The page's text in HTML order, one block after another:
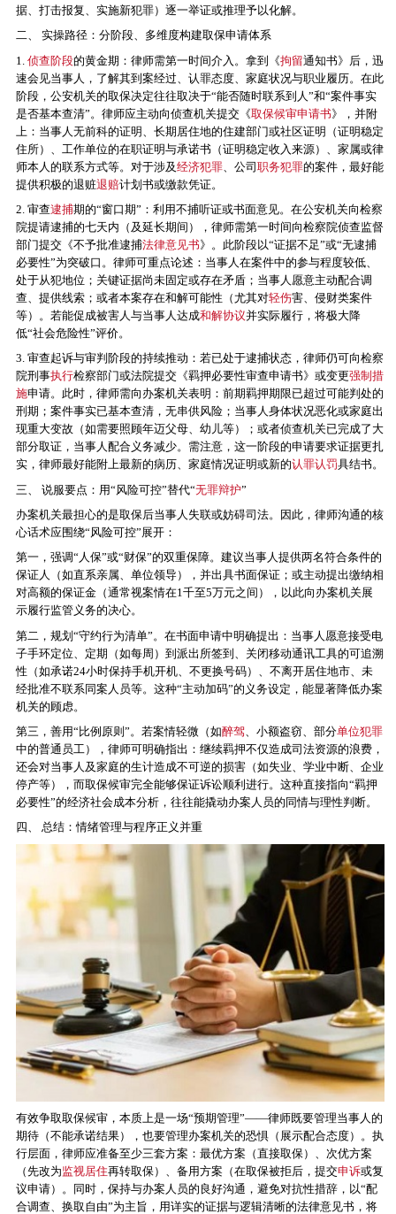
据、打击报复、实施新犯罪）逐一举证或推理予以化解。
二、 实操路径：分阶段、多维度构建取保申请体系
1. 侦查阶段的黄金期：律师需第一时间介入。拿到《拘留通知书》后，迅
速会见当事人，了解其到案经过、认罪态度、家庭状况与职业履历。在此
阶段，公安机关的取保决定往往取决于“能否随时联系到人”和“案件事实
是否基本查清”。律师应主动向侦查机关提交《取保候审申请书》，并附
上：当事人无前科的证明、长期居住地的住建部门或社区证明（证明稳定
住所）、工作单位的在职证明与承诺书（证明稳定收入来源）、家属或律
师本人的联系方式等。对于涉及经济犯罪、公司职务犯罪的案件，最好能
提供积极的退赃退赔计划书或缴款凭证。
2. 审查逮捕期的“窗口期”：利用不捕听证或书面意见。在公安机关向检察
院提请逮捕的七天内（及延长期间），律师需第一时间向检察院侦查监督
部门提交《不予批准逮捕法律意见书》。此阶段以“证据不足”或“无逮捕
必要性”为突破口。律师可重点论述：当事人在案件中的参与程度较低、
处于从犯地位；关键证据尚未固定或存在矛盾；当事人愿意主动配合调
查、提供线索；或者本案存在和解可能性（尤其对轻伤害、侵财类案件
等）。若能促成被害人与当事人达成和解协议并实际履行，将极大降
低“社会危险性”评价。
3. 审查起诉与审判阶段的持续推动：若已处于逮捕状态，律师仍可向检察
院刑事执行检察部门或法院提交《羁押必要性审查申请书》或变更强制措
施申请。此时，律师需向办案机关表明：前期羁押期限已超过可能判处的
刑期；案件事实已基本查清，无串供风险；当事人身体状况恶化或家庭出
现重大变故（如需要照顾年迈父母、幼儿等）；或者侦查机关已完成了大
部分取证，当事人配合义务减少。需注意，这一阶段的申请要求证据更扎
实，律师最好能附上最新的病历、家庭情况证明或新的认罪认罚具结书。
三、 说服要点：用“风险可控”替代“无罪辩护”
办案机关最担心的是取保后当事人失联或妨碍司法。因此，律师沟通的核
心话术应围绕“风险可控”展开：
第一，强调“人保”或“财保”的双重保障。建议当事人提供两名符合条件的
保证人（如直系亲属、单位领导），并出具书面保证；或主动提出缴纳相
对高额的保证金（通常视案情在1千至5万元之间），以此向办案机关展
示履行监管义务的决心。
第二，规划“守约行为清单”。在书面申请中明确提出：当事人愿意接受电
子手环定位、定期（如每周）到派出所签到、关闭移动通讯工具的可追溯
性（如承诺24小时保持手机开机、不更换号码）、不离开居住地市、未
经批准不联系同案人员等。这种“主动加码”的义务设定，能显著降低办案
机关的顾虑。
第三，善用“比例原则”。若案情轻微（如醉驾、小额盗窃、部分单位犯罪
中的普通员工），律师可明确指出：继续羁押不仅造成司法资源的浪费，
还会对当事人及家庭的生计造成不可逆的损害（如失业、学业中断、企业
停产等），而取保候审完全能够保证诉讼顺利进行。这种直接指向“羁押
必要性”的经济社会成本分析，往往能撬动办案人员的同情与理性判断。
四、 总结：情绪管理与程序正义并重
有效争取取保候审，本质上是一场“预期管理”——律师既要管理当事人的
期待（不能承诺结果），也要管理办案机关的恐惧（展示配合态度）。执
行层面，律师应准备至少三套方案：最优方案（直接取保）、次优方案
（先改为监视居住再转取保）、备用方案（在取保被拒后，提交申诉或复
议申请）。同时，保持与办案人员的良好沟通，避免对抗性措辞，以“配
合调查、换取自由”为主旨，用详实的证据与逻辑清晰的法律意见书，将